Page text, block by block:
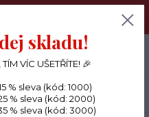
každý den, KREATIVNÍ
Menu
CZK skladu!
VÍC UŠETŘÍTE! 🎉
% sleva (kód: 1000)
% sleva (kód: 2000)
% sleva (kód: 3000)